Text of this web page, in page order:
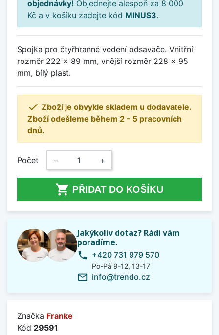
objednávky! Objednejte alespoň za 8 000
Kč a v košíku zadejte kód MINUS3.
Spojka pro čtyřhranné vedení odsavače. Vnitřní
rozměr 222 x 89 mm, vnější rozměr 228 x 95
mm, bílý plast.
 Zboží je obvykle skladem u dodavatele.
Zboží odešleme během 2 - 5 pracovních
dnů.
Počet − +
 PŘIDAT DO KOŠÍKU
Jakýkoliv dotaz? Rádi vám
poradíme.
phone +420 731 979 570
Po-Pá 9-12, 13-17
mail_outline info@trendo.cz
Značka Franke
Kód 29591